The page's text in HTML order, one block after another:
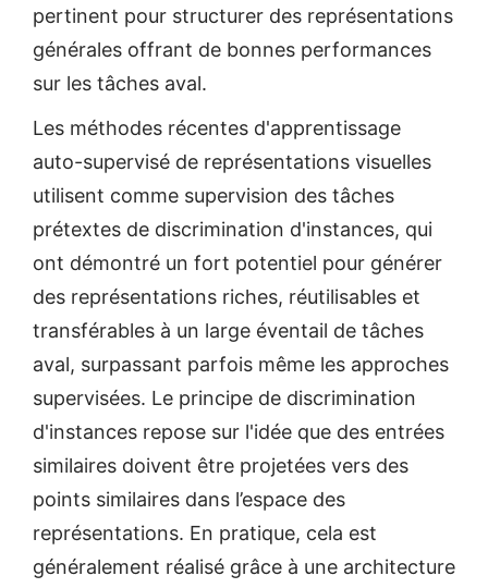
pertinent pour structurer des représentations
générales offrant de bonnes performances
sur les tâches aval.
Les méthodes récentes d'apprentissage
auto-supervisé de représentations visuelles
utilisent comme supervision des tâches
prétextes de discrimination d'instances, qui
ont démontré un fort potentiel pour générer
des représentations riches, réutilisables et
transférables à un large éventail de tâches
aval, surpassant parfois même les approches
supervisées. Le principe de discrimination
d'instances repose sur l'idée que des entrées
similaires doivent être projetées vers des
points similaires dans l’espace des
représentations. En pratique, cela est
généralement réalisé grâce à une architecture